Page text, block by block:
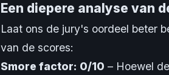
Een diepere analyse van
Laat ons de jury's oordeel beter
van de scores:
Smore factor: 0/10 – Hoewel